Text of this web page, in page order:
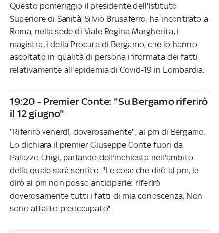
Questo pomeriggio il presidente dell'Istituto
Superiore di Sanità, Silvio Brusaferro, ha incontrato a
Roma, nella sede di Viale Regina Margherita, i
magistrati della Procura di Bergamo, che lo hanno
ascoltato in qualità di persona informata dei fatti
relativamente all'epidemia di Covid-19 in Lombardia.
19:20 - Premier Conte: "Su Bergamo riferirò
il 12 giugno"
"Riferirò venerdì, doverosamente", al pm di Bergamo.
Lo dichiara il premier Giuseppe Conte fuori da
Palazzo Chigi, parlando dell'inchiesta nell'ambito
della quale sarà sentito. "Le cose che dirò al pm, le
dirò al pm non posso anticiparle: riferirò
doverosamente tutti i fatti di mia conoscenza. Non
sono affatto preoccupato".